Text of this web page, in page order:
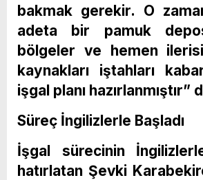
bakmak gerekir. O
adeta bir pamuk
bölgeler ve hemen
kaynakları iştahları
işgal planı
Süreç İngilizlerle Başladı
İşgal sürecinin İngilizlerle
hatırlatan Şevki